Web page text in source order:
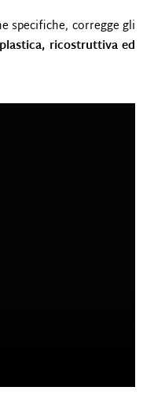
specifiche, corregge gli
, ricostruttiva ed